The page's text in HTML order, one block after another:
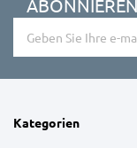
Kategorien